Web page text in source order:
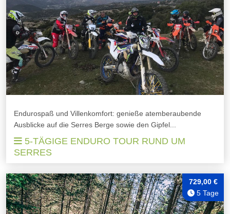
Endurospaß und Villenkomfort: genieße atemberaubende
Ausblicke auf die Serres Berge sowie den Gipfel...
5-TÄGIGE ENDURO TOUR RUND UM
SERRES
729,00 €
5 Tage